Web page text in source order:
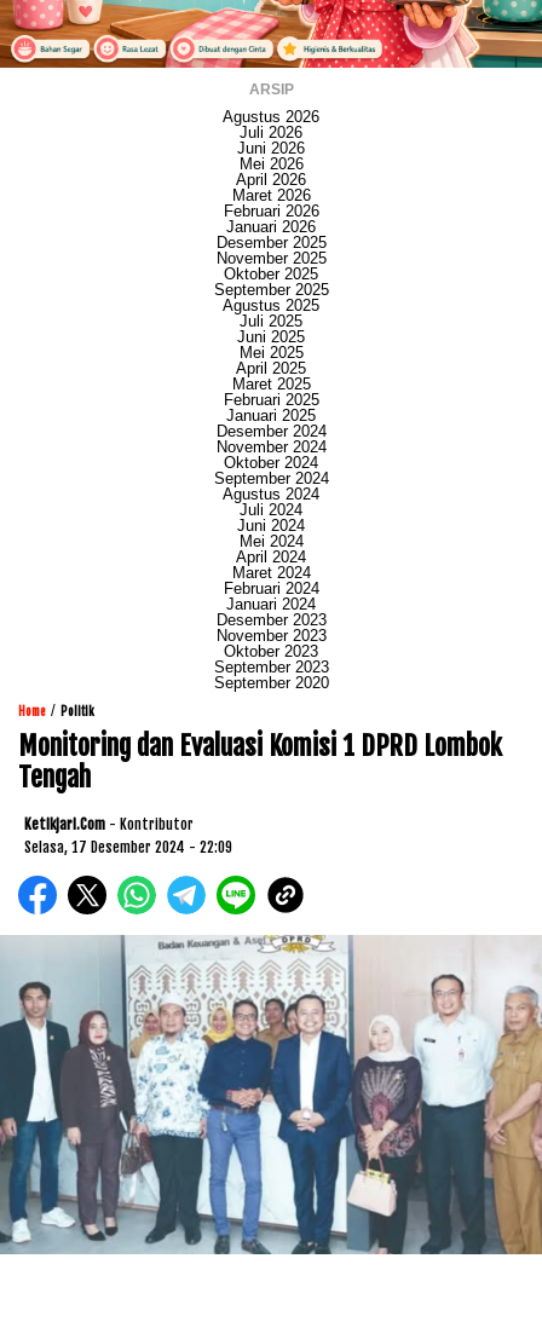
ARSIP
Agustus 2026
Juli 2026
Juni 2026
Mei 2026
April 2026
Maret 2026
Februari 2026
Januari 2026
Desember 2025
November 2025
Oktober 2025
September 2025
Agustus 2025
Juli 2025
Juni 2025
Mei 2025
April 2025
Maret 2025
Februari 2025
Januari 2025
Desember 2024
November 2024
Oktober 2024
September 2024
Agustus 2024
Juli 2024
Juni 2024
Mei 2024
April 2024
Maret 2024
Februari 2024
Januari 2024
Desember 2023
November 2023
Oktober 2023
September 2023
September 2020
Home / Politik
Monitoring dan Evaluasi Komisi 1 DPRD Lombok
Tengah
Ketikjari.com - Kontributor
Selasa, 17 Desember 2024 - 22:09